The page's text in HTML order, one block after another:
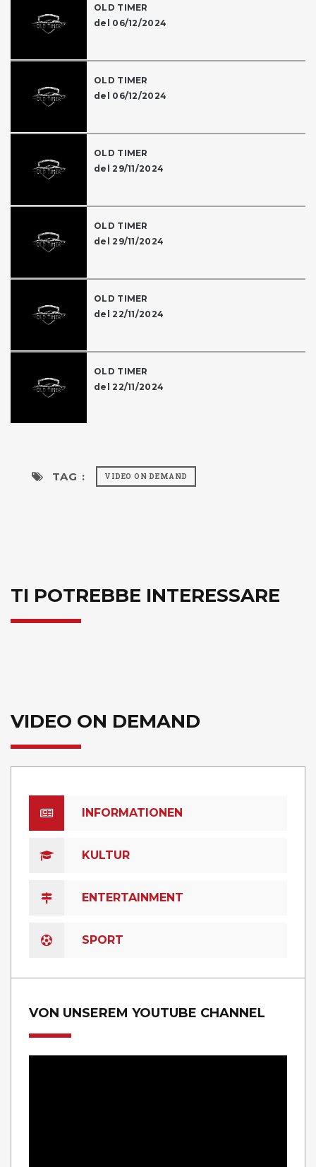
OLD TIMER
del 06/12/2024
OLD TIMER
del 06/12/2024
OLD TIMER
del 29/11/2024
OLD TIMER
del 29/11/2024
OLD TIMER
del 22/11/2024
OLD TIMER
del 22/11/2024
TAG : VIDEO ON DEMAND
TI POTREBBE INTERESSARE
VIDEO ON DEMAND
INFORMATIONEN
KULTUR
ENTERTAINMENT
SPORT
VON UNSEREM YOUTUBE CHANNEL